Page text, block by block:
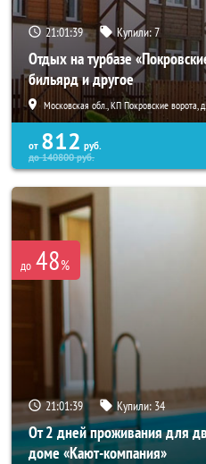
21:01:38 Купили:7
Отдых на турбазе
бильярд и другое
Московская обл., КП Покровские ворота,
от 812 руб.
до140800руб.
до 48%
21:01:38 Купили: 34
От 2 дней проживания для
доме «Кают-компания»